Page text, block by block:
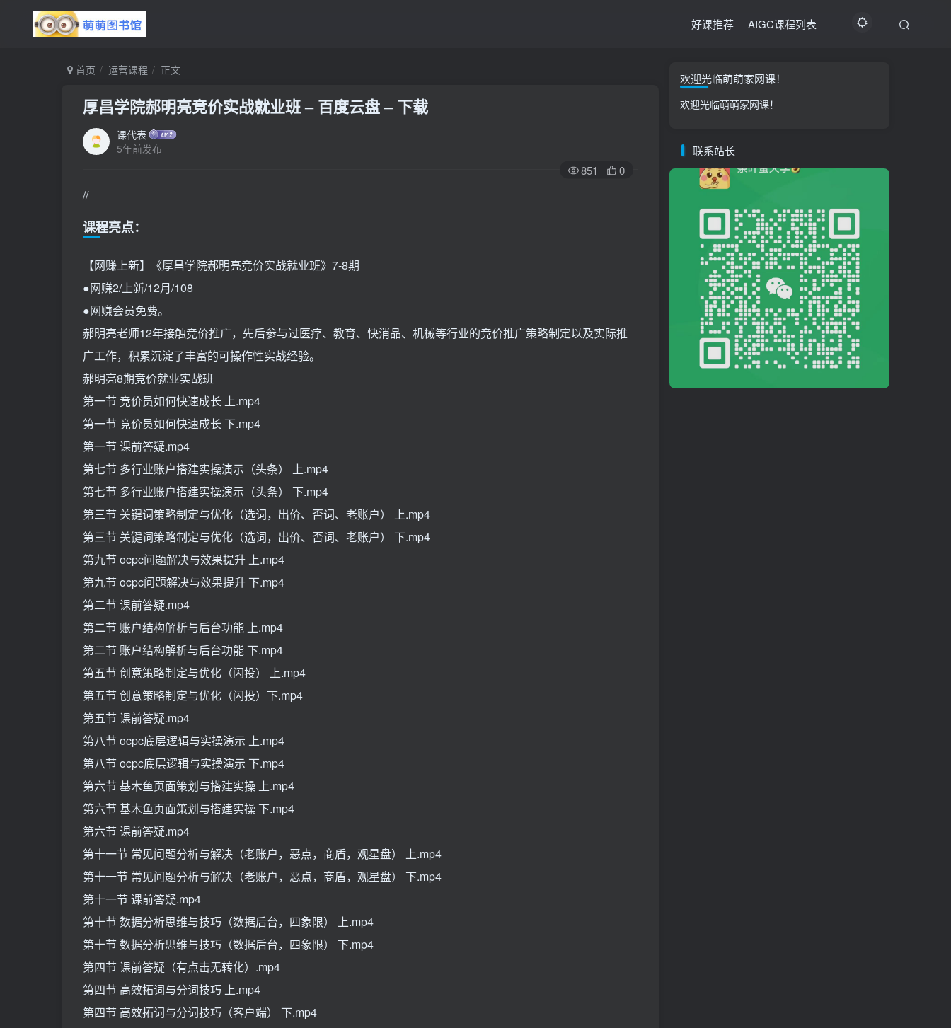
好课推荐 AIGC课程列表
首页 运营课程 正文
厚昌学院郝明亮竞价实战就业班 – 百度云盘 – 下载
课代表
5年前发布
851 0
//
课程亮点：
【网赚上新】《厚昌学院郝明亮竞价实战就业班》7-8期
●网赚2/上新/12月/108
●网赚会员免费。
郝明亮老师12年接触竞价推广，先后参与过医疗、教育、快消品、机械等行业的竞价推广策略制定以及实际推
广工作，积累沉淀了丰富的可操作性实战经验。
郝明亮8期竞价就业实战班
第一节 竞价员如何快速成长 上.mp4
第一节 竞价员如何快速成长 下.mp4
第一节 课前答疑.mp4
第七节 多行业账户搭建实操演示（头条） 上.mp4
第七节 多行业账户搭建实操演示（头条） 下.mp4
第三节 关键词策略制定与优化（选词，出价、否词、老账户） 上.mp4
第三节 关键词策略制定与优化（选词，出价、否词、老账户） 下.mp4
第九节 ocpc问题解决与效果提升 上.mp4
第九节 ocpc问题解决与效果提升 下.mp4
第二节 课前答疑.mp4
第二节 账户结构解析与后台功能 上.mp4
第二节 账户结构解析与后台功能 下.mp4
第五节 创意策略制定与优化（闪投） 上.mp4
第五节 创意策略制定与优化（闪投）下.mp4
第五节 课前答疑.mp4
第八节 ocpc底层逻辑与实操演示 上.mp4
第八节 ocpc底层逻辑与实操演示 下.mp4
第六节 基木鱼页面策划与搭建实操 上.mp4
第六节 基木鱼页面策划与搭建实操 下.mp4
第六节 课前答疑.mp4
第十一节 常见问题分析与解决（老账户，恶点，商盾，观星盘） 上.mp4
第十一节 常见问题分析与解决（老账户，恶点，商盾，观星盘） 下.mp4
第十一节 课前答疑.mp4
第十节 数据分析思维与技巧（数据后台，四象限） 上.mp4
第十节 数据分析思维与技巧（数据后台，四象限） 下.mp4
第四节 课前答疑（有点击无转化）.mp4
第四节 高效拓词与分词技巧 上.mp4
第四节 高效拓词与分词技巧（客户端） 下.mp4
欢迎光临萌萌家网课！
欢迎光临萌萌家网课！
联系站长